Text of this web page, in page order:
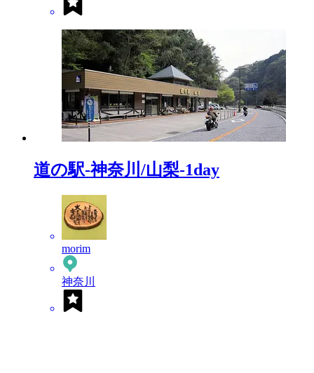
道の駅-神奈川/山梨-1day
morim
神奈川